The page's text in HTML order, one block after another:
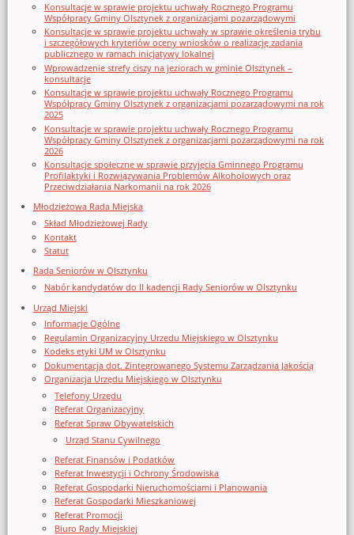
Konsultacje w sprawie projektu uchwały Rocznego Programu
Współpracy Gminy Olsztynek z organizacjami pozarządowymi
Konsultacje w sprawie projektu uchwały w sprawie określenia trybu
i szczegółowych kryteriów oceny wniosków o realizację zadania
publicznego w ramach inicjatywy lokalnej
Wprowadzenie strefy ciszy na jeziorach w gminie Olsztynek –
konsultacje
Konsultacje w sprawie projektu uchwały Rocznego Programu
Współpracy Gminy Olsztynek z organizacjami pozarządowymi na rok
2025
Konsultacje w sprawie projektu uchwały Rocznego Programu
Współpracy Gminy Olsztynek z organizacjami pozarządowymi na rok
2026
Konsultacje społeczne w sprawie przyjęcia Gminnego Programu
Profilaktyki i Rozwiązywania Problemów Alkoholowych oraz
Przeciwdziałania Narkomanii na rok 2026
Młodzieżowa Rada Miejska
Skład Młodzieżowej Rady
Kontakt
Statut
Rada Seniorów w Olsztynku
Nabór kandydatów do II kadencji Rady Seniorów w Olsztynku
Urząd Miejski
Informacje Ogólne
Regulamin Organizacyjny Urzedu Miejskiego w Olsztynku
Kodeks etyki UM w Olsztynku
Dokumentacja dot. Zintegrowanego Systemu Zarządzania Jakością
Organizacja Urzędu Miejskiego w Olsztynku
Telefony Urzędu
Referat Organizacyjny
Referat Spraw Obywatelskich
Urząd Stanu Cywilnego
Referat Finansów i Podatków
Referat Inwestycji i Ochrony Środowiska
Referat Gospodarki Nieruchomościami i Planowania
Referat Gospodarki Mieszkaniowej
Referat Promocji
Biuro Rady Miejskiej